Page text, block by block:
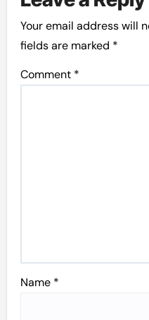
Your email address will
fields are marked *
Comment *
Name *